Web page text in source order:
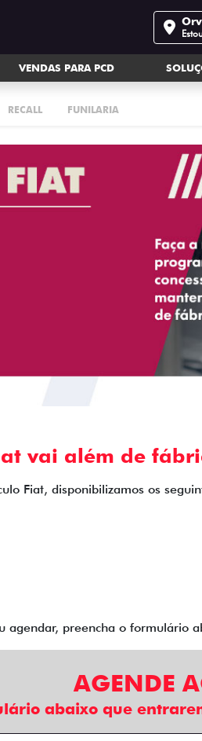
VENDAS PARA PCD
RECALL FUNILARIA
vai além de
Fiat, disponibilizamos os
agendar, preencha o formulário
AGENDE
abaixo que